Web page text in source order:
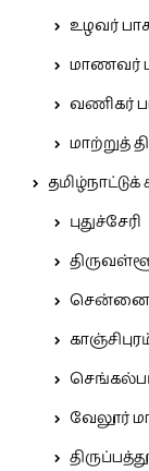
உழவர்
மாணவர்
வணிகர்
மாற்றுத்
புதுச்சேரி
சென்னை
வேலூர்